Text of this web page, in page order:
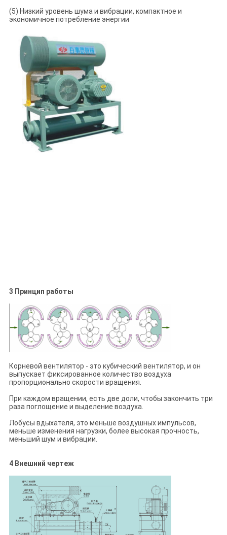
(5) Низкий уровень шума и вибрации, компактное и
экономичное потребление энергии
3 Принцип работы
Корневой вентилятор - это кубический вентилятор, и он
выпускает фиксированное количество воздуха
пропорционально скорости вращения.
При каждом вращении, есть две доли, чтобы закончить три
раза поглощение и выделение воздуха.
Лобусы вдыхателя, это меньше воздушных импульсов,
меньше изменения нагрузки, более высокая прочность,
меньший шум и вибрации.
4 Внешний чертеж